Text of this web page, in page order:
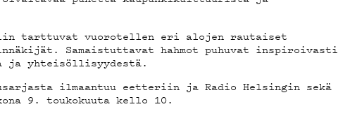
tarttuvat vuorotellen eri alojen rautaiset
Samaistuttavat hahmot puhuvat inspiroivasti
ja yhteisöllisyydestä.
ilmaantuu eetteriin ja Radio Helsingin sekä
9. toukokuuta kello 10.